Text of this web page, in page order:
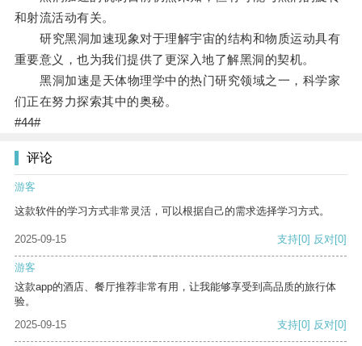
和射流活动有关。
研究黑洞加速现象对于理解宇宙的结构和物质运动具有
重要意义，也为我们提供了更深入地了解黑洞的契机。
黑洞加速是天体物理学中的热门研究领域之一，科学家
们正在努力探索其中的奥秘。
#44#
评论
游客
这款软件的学习方式非常灵活，可以根据自己的需求选择学习方式。
2025-09-15 支持[0] 反对[0]
游客
这款app的酒店、餐厅推荐非常有用，让我能够享受到高品质的旅行体
验。
2025-09-15
支持[0] 反对[0]